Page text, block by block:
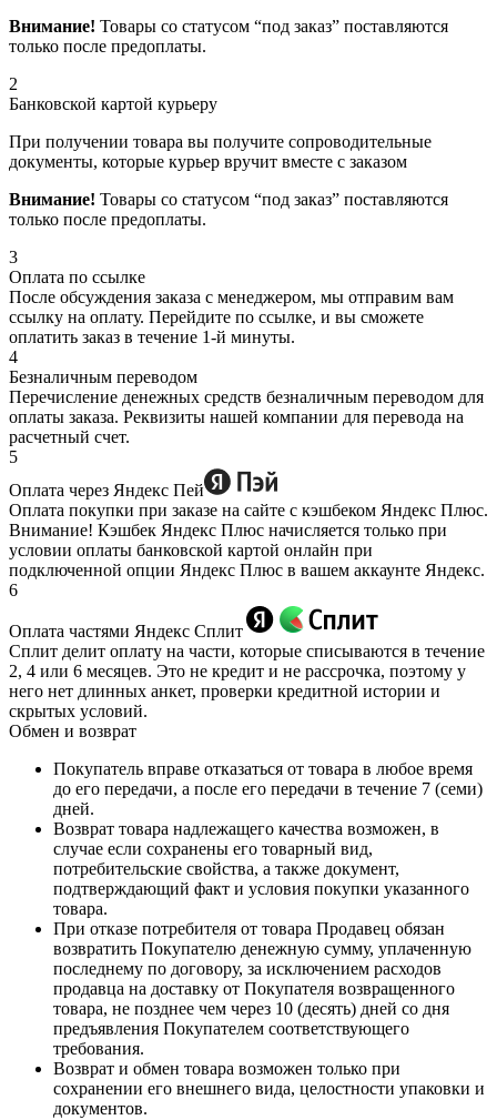
Внимание! Товары со статусом “под заказ” поставляются
только после предоплаты.
2
Банковской картой курьеру
При получении товара вы получите сопроводительные
документы, которые курьер вручит вместе с заказом
Внимание! Товары со статусом “под заказ” поставляются
только после предоплаты.
3
Оплата по ссылке
После обсуждения заказа с менеджером, мы отправим вам
ссылку на оплату. Перейдите по ссылке, и вы сможете
оплатить заказ в течение 1-й минуты.
4
Безналичным переводом
Перечисление денежных средств безналичным переводом для
оплаты заказа. Реквизиты нашей компании для перевода на
расчетный счет.
5
Оплата через Яндекс Пей
Оплата покупки при заказе на сайте с кэшбеком Яндекс Плюс.
Внимание! Кэшбек Яндекс Плюс начисляется только при
условии оплаты банковской картой онлайн при
подключенной опции Яндекс Плюс в вашем аккаунте Яндекс.
6
Оплата частями Яндекс Сплит
Сплит делит оплату на части, которые списываются в течение
2, 4 или 6 месяцев. Это не кредит и не рассрочка, поэтому у
него нет длинных анкет, проверки кредитной истории и
скрытых условий.
Обмен и возврат
Покупатель вправе отказаться от товара в любое время
до его передачи, а после его передачи в течение 7 (семи)
дней.
Возврат товара надлежащего качества возможен, в
случае если сохранены его товарный вид,
потребительские свойства, а также документ,
подтверждающий факт и условия покупки указанного
товара.
При отказе потребителя от товара Продавец обязан
возвратить Покупателю денежную сумму, уплаченную
последнему по договору, за исключением расходов
продавца на доставку от Покупателя возвращенного
товара, не позднее чем через 10 (десять) дней со дня
предъявления Покупателем соответствующего
требования.
Возврат и обмен товара возможен только при
сохранении его внешнего вида, целостности упаковки и
документов.